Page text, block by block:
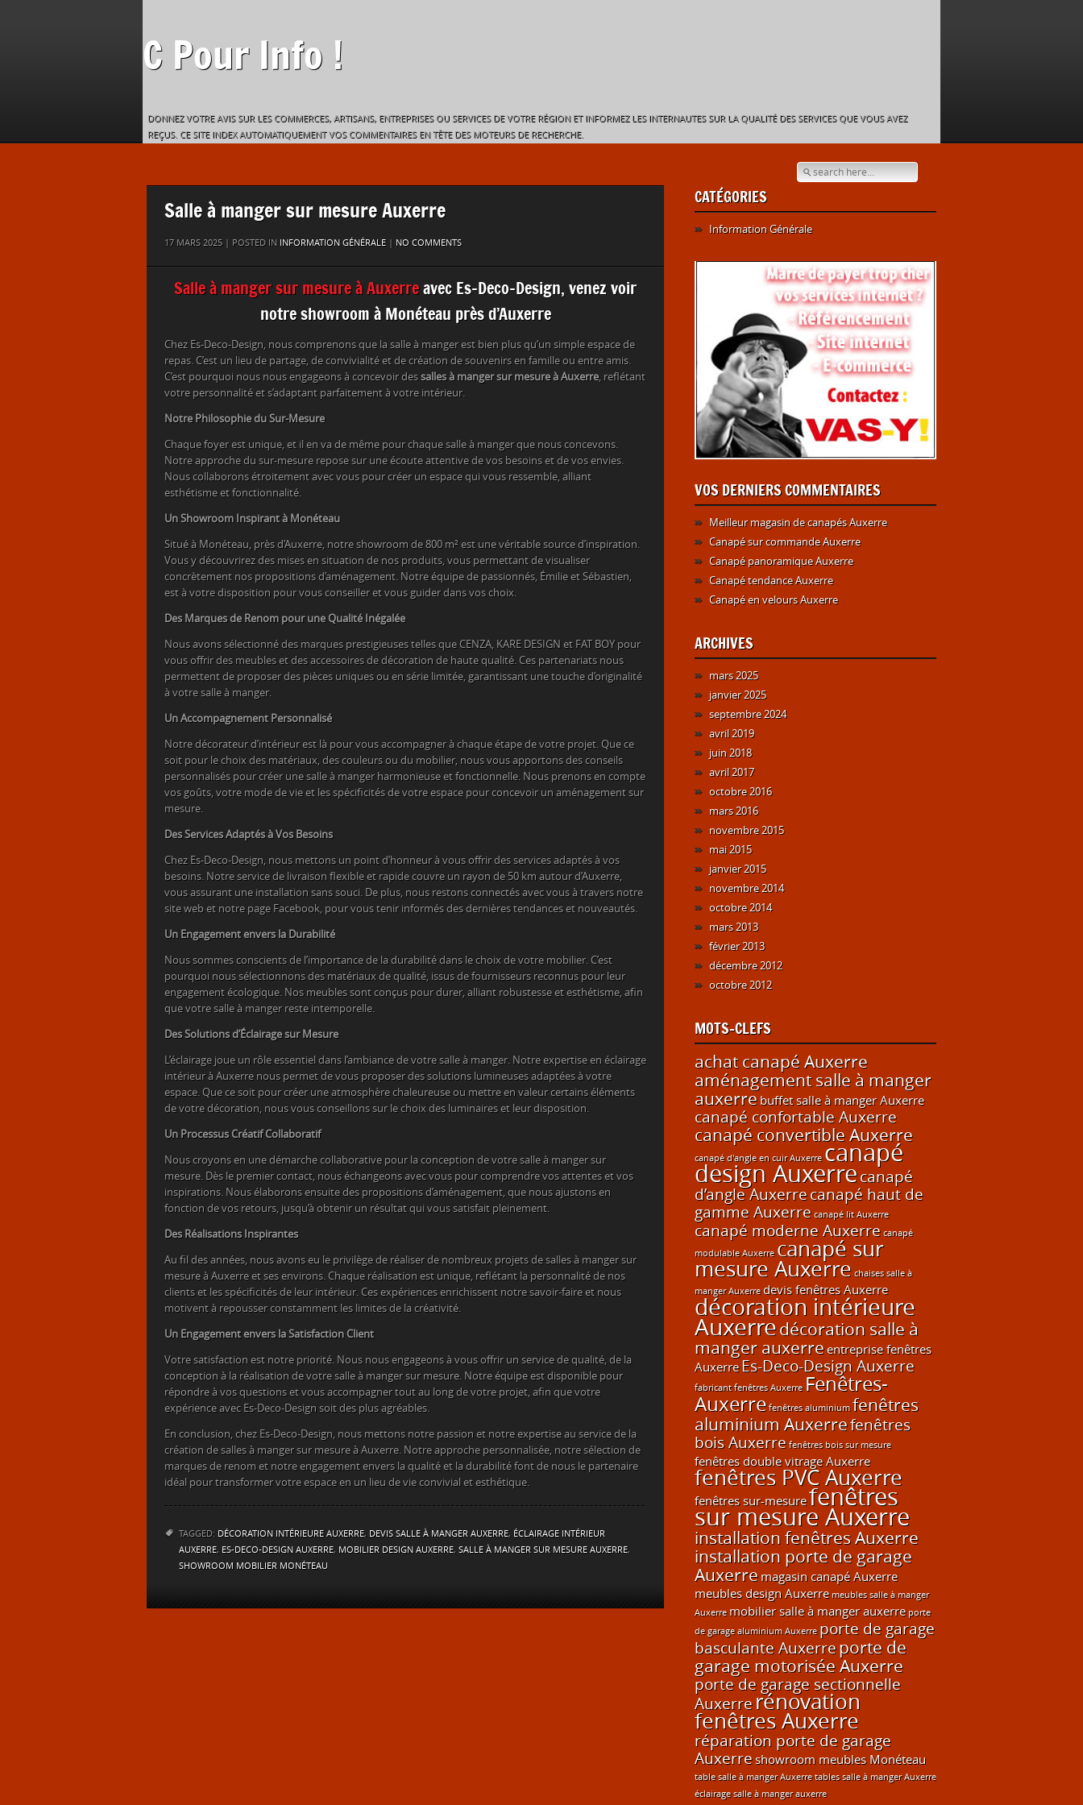
C Pour Info !
DONNEZ VOTRE AVIS SUR LES COMMERCES, ARTISANS, ENTREPRISES OU SERVICES DE VOTRE RÉGION ET INFORMEZ LES INTERNAUTES SUR LA QUALITÉ DES SERVICES QUE VOUS AVEZ
REÇUS. CE SITE INDEX AUTOMATIQUEMENT VOS COMMENTAIRES EN TÊTE DES MOTEURS DE RECHERCHE.
Salle à manger sur mesure Auxerre
17 MARS 2025 | POSTED IN INFORMATION GÉNÉRALE | NO COMMENTS
Salle à manger sur mesure à Auxerreavec Es-Deco-Design, venez voir
notre showroom à Monéteau près d’Auxerre
Chez Es-Deco-Design, nous comprenons que la salle à manger est bien plus qu’un simple espace de
repas. C’est un lieu de partage, de convivialité et de création de souvenirs en famille ou entre amis.
C’est pourquoi nous nous engageons à concevoir des salles à manger sur mesure à Auxerre, reflétant
votre personnalité et s’adaptant parfaitement à votre intérieur.
Notre Philosophie du Sur-Mesure
Chaque foyer est unique, et il en va de même pour chaque salle à manger que nous concevons.
Notre approche du sur-mesure repose sur une écoute attentive de vos besoins et de vos envies.
Nous collaborons étroitement avec vous pour créer un espace qui vous ressemble, alliant
esthétisme et fonctionnalité.
Un Showroom Inspirant à Monéteau
Situé à Monéteau, près d’Auxerre, notre showroom de 800 m² est une véritable source d’inspiration.
Vous y découvrirez des mises en situation de nos produits, vous permettant de visualiser
concrètement nos propositions d’aménagement. Notre équipe de passionnés, Émilie et Sébastien,
est à votre disposition pour vous conseiller et vous guider dans vos choix.
Des Marques de Renom pour une Qualité Inégalée
Nous avons sélectionné des marques prestigieuses telles que CENZA, KARE DESIGN et FAT BOY pour
vous offrir des meubles et des accessoires de décoration de haute qualité. Ces partenariats nous
permettent de proposer des pièces uniques ou en série limitée, garantissant une touche d’originalité
à votre salle à manger.
Un Accompagnement Personnalisé
Notre décorateur d’intérieur est là pour vous accompagner à chaque étape de votre projet. Que ce
soit pour le choix des matériaux, des couleurs ou du mobilier, nous vous apportons des conseils
personnalisés pour créer une salle à manger harmonieuse et fonctionnelle. Nous prenons en compte
vos goûts, votre mode de vie et les spécificités de votre espace pour concevoir un aménagement sur
mesure.
Des Services Adaptés à Vos Besoins
Chez Es-Deco-Design, nous mettons un point d’honneur à vous offrir des services adaptés à vos
besoins. Notre service de livraison flexible et rapide couvre un rayon de 50 km autour d’Auxerre,
vous assurant une installation sans souci. De plus, nous restons connectés avec vous à travers notre
site web et notre page Facebook, pour vous tenir informés des dernières tendances et nouveautés.
Un Engagement envers la Durabilité
Nous sommes conscients de l’importance de la durabilité dans le choix de votre mobilier. C’est
pourquoi nous sélectionnons des matériaux de qualité, issus de fournisseurs reconnus pour leur
engagement écologique. Nos meubles sont conçus pour durer, alliant robustesse et esthétisme, afin
que votre salle à manger reste intemporelle.
Des Solutions d’Éclairage sur Mesure
L’éclairage joue un rôle essentiel dans l’ambiance de votre salle à manger. Notre expertise en éclairage
intérieur à Auxerre nous permet de vous proposer des solutions lumineuses adaptées à votre
espace. Que ce soit pour créer une atmosphère chaleureuse ou mettre en valeur certains éléments
de votre décoration, nous vous conseillons sur le choix des luminaires et leur disposition.
Un Processus Créatif Collaboratif
Nous croyons en une démarche collaborative pour la conception de votre salle à manger sur
mesure. Dès le premier contact, nous échangeons avec vous pour comprendre vos attentes et vos
inspirations. Nous élaborons ensuite des propositions d’aménagement, que nous ajustons en
fonction de vos retours, jusqu’à obtenir un résultat qui vous satisfait pleinement.
Des Réalisations Inspirantes
Au fil des années, nous avons eu le privilège de réaliser de nombreux projets de salles à manger sur
mesure à Auxerre et ses environs. Chaque réalisation est unique, reflétant la personnalité de nos
clients et les spécificités de leur intérieur. Ces expériences enrichissent notre savoir-faire et nous
motivent à repousser constamment les limites de la créativité.
Un Engagement envers la Satisfaction Client
Votre satisfaction est notre priorité. Nous nous engageons à vous offrir un service de qualité, de la
conception à la réalisation de votre salle à manger sur mesure. Notre équipe est disponible pour
répondre à vos questions et vous accompagner tout au long de votre projet, afin que votre
expérience avec Es-Deco-Design soit des plus agréables.
En conclusion, chez Es-Deco-Design, nous mettons notre passion et notre expertise au service de la
création de salles à manger sur mesure à Auxerre. Notre approche personnalisée, notre sélection de
marques de renom et notre engagement envers la qualité et la durabilité font de nous le partenaire
idéal pour transformer votre espace en un lieu de vie convivial et esthétique.
TAGGED: DÉCORATION INTÉRIEURE AUXERRE, DEVIS SALLE À MANGER AUXERRE, ÉCLAIRAGE INTÉRIEUR
AUXERRE, ES-DECO-DESIGN AUXERRE, MOBILIER DESIGN AUXERRE, SALLE À MANGER SUR MESURE AUXERRE,
SHOWROOM MOBILIER MONÉTEAU
CATÉGORIES
Information Générale
VOS DERNIERS COMMENTAIRES
Meilleur magasin de canapés Auxerre
Canapé sur commande Auxerre
Canapé panoramique Auxerre
Canapé tendance Auxerre
Canapé en velours Auxerre
ARCHIVES
mars 2025
janvier 2025
septembre 2024
avril 2019
juin 2018
avril 2017
octobre 2016
mars 2016
novembre 2015
mai 2015
janvier 2015
novembre 2014
octobre 2014
mars 2013
février 2013
décembre 2012
octobre 2012
MOTS-CLEFS
achat canapé Auxerre
aménagement salle à manger
auxerre buffet salle à manger Auxerre
canapé confortable Auxerre
canapé convertible Auxerre
canapé d'angle en cuir Auxerre canapé
design Auxerrecanapé
d’angle Auxerrecanapé haut de
gamme Auxerre canapé lit Auxerre
canapé moderne Auxerre canapé
modulable Auxerre canapé sur
mesure Auxerre chaises salle à
manger Auxerre devis fenêtres Auxerre
décoration intérieure
Auxerredécoration salle à
manger auxerreentreprise fenêtres
Auxerre Es-Deco-Design Auxerre
fabricant fenêtres Auxerre Fenêtres-
Auxerre fenêtres aluminium fenêtres
aluminium Auxerrefenêtres
bois Auxerre fenêtres bois sur mesure
fenêtres double vitrage Auxerre
fenêtres PVC Auxerre
fenêtres sur-mesurefenêtres
sur mesure Auxerre
installation fenêtres Auxerre
installation porte de garage
Auxerre magasin canapé Auxerre
meubles design Auxerre meubles salle à manger
Auxerre mobilier salle à manger auxerre porte
de garage aluminium Auxerre porte de garage
basculante Auxerreporte de
garage motorisée Auxerre
porte de garage sectionnelle
Auxerre rénovation
fenêtres Auxerre
réparation porte de garage
Auxerreshowroom meubles Monéteau
table salle à manger Auxerre tables salle à manger Auxerre
éclairage salle à manger auxerre